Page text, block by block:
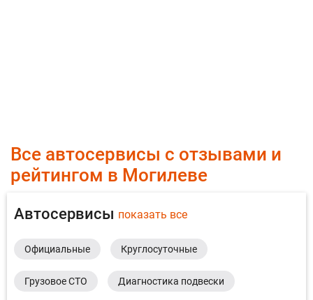
Все автосервисы с отзывами и
рейтингом в Могилеве
Автосервисы показать все
Официальные Круглосуточные
Грузовое СТО Диагностика подвески